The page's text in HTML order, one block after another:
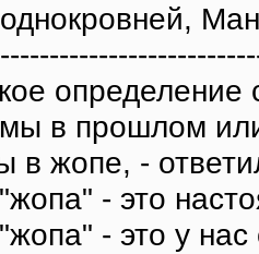
в прошлом
в жопе, -
- это
- это у